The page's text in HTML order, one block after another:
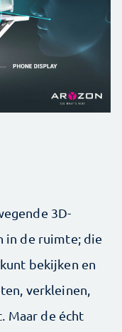
3D-
in de ruimte; die
bekijken en
verkleinen,
Maar de écht